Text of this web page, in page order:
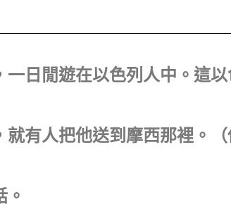
日閒遊在以色列人中。這
有人把他送到摩西那裡。